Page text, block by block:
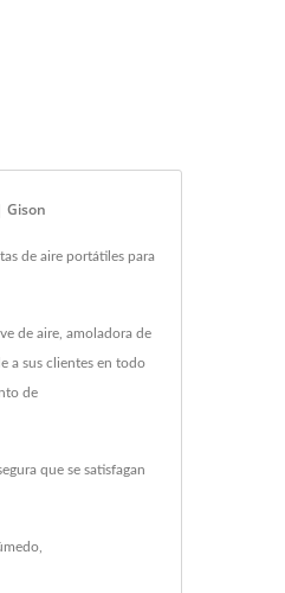
Gison
de aire portátiles para
de aire, amoladora de
a sus clientes en todo
de
que se satisfagan